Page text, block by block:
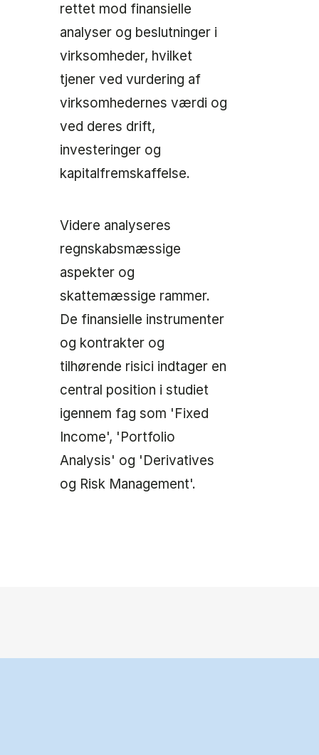
rettet mod finansielle
analyser og beslutninger i
virksomheder, hvilket
tjener ved vurdering af
virksomhedernes værdi og
ved deres drift,
investeringer og
kapitalfremskaffelse.
Videre analyseres
regnskabsmæssige
aspekter og
skattemæssige rammer.
De finansielle instrumenter
og kontrakter og
tilhørende risici indtager en
central position i studiet
igennem fag som 'Fixed
Income', 'Portfolio
Analysis' og 'Derivatives
og Risk Management'.